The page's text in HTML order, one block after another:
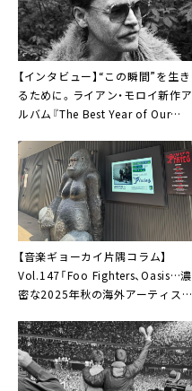
【インタビュー】“この瞬間”を生き
るために。ライアン・モロイ新作ア
ルバム『The Best Year of Our
【音楽ギョーカイ片隅コラム】
Vol.147「Foo Fighters、Oasis…濃
密な2025年秋の海外アーティスト